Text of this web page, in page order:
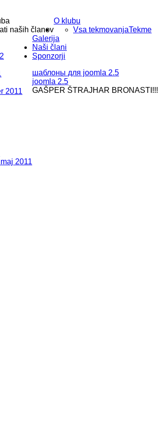
O klubu
naših članov Tekme
Vsa tekmovanja
Galerija
2011
2011
Naši člani
Sponzorji
шаблоны для joomla 2.5
joomla 2.5
GAŠPER ŠTRAJHAR BRONASTI!!!